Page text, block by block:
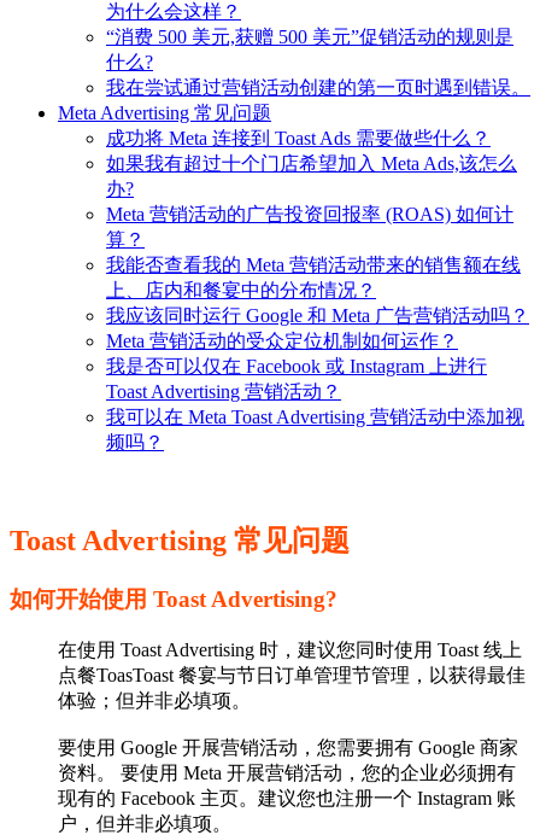
为什么会这样？
“消费 500 美元,获赠 500 美元”促销活动的规则是
什么?
我在尝试通过营销活动创建的第一页时遇到错误。
Meta Advertising 常见问题
成功将 Meta 连接到 Toast Ads 需要做些什么？
如果我有超过十个门店希望加入 Meta Ads,该怎么
办?
Meta 营销活动的广告投资回报率 (ROAS) 如何计
算？
我能否查看我的 Meta 营销活动带来的销售额在线
上、店内和餐宴中的分布情况？
我应该同时运行 Google 和 Meta 广告营销活动吗？
Meta 营销活动的受众定位机制如何运作？
我是否可以仅在 Facebook 或 Instagram 上进行
Toast Advertising 营销活动？
我可以在 Meta Toast Advertising 营销活动中添加视
频吗？
Toast Advertising 常见问题
如何开始使用 Toast Advertising?
在使用 Toast Advertising 时，建议您同时使用 Toast 线上
点餐ToasToast 餐宴与节日订单管理节管理，以获得最佳
体验；但并非必填项。
要使用 Google 开展营销活动，您需要拥有 Google 商家
资料。 要使用 Meta 开展营销活动，您的企业必须拥有
现有的 Facebook 主页。建议您也注册一个 Instagram 账
户，但并非必填项。